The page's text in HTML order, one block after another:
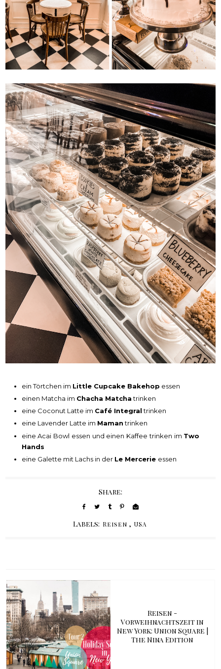
ein Törtchen im Little Cupcake Bakehop essen
einen Matcha im Chacha Matchatrinken
eine Coconut Latte im Café Integraltrinken
eine Lavender Latte im Mamantrinken
eine Acai Bowl essen und einen Kaffee trinken im Two
Hands
eine Galette mit Lachs in der Le Mercerie essen
Share:
Labels: Reisen , USA
Reisen -
Vorweihnachtszeit in
New York: Union Square |
The Nina Edition